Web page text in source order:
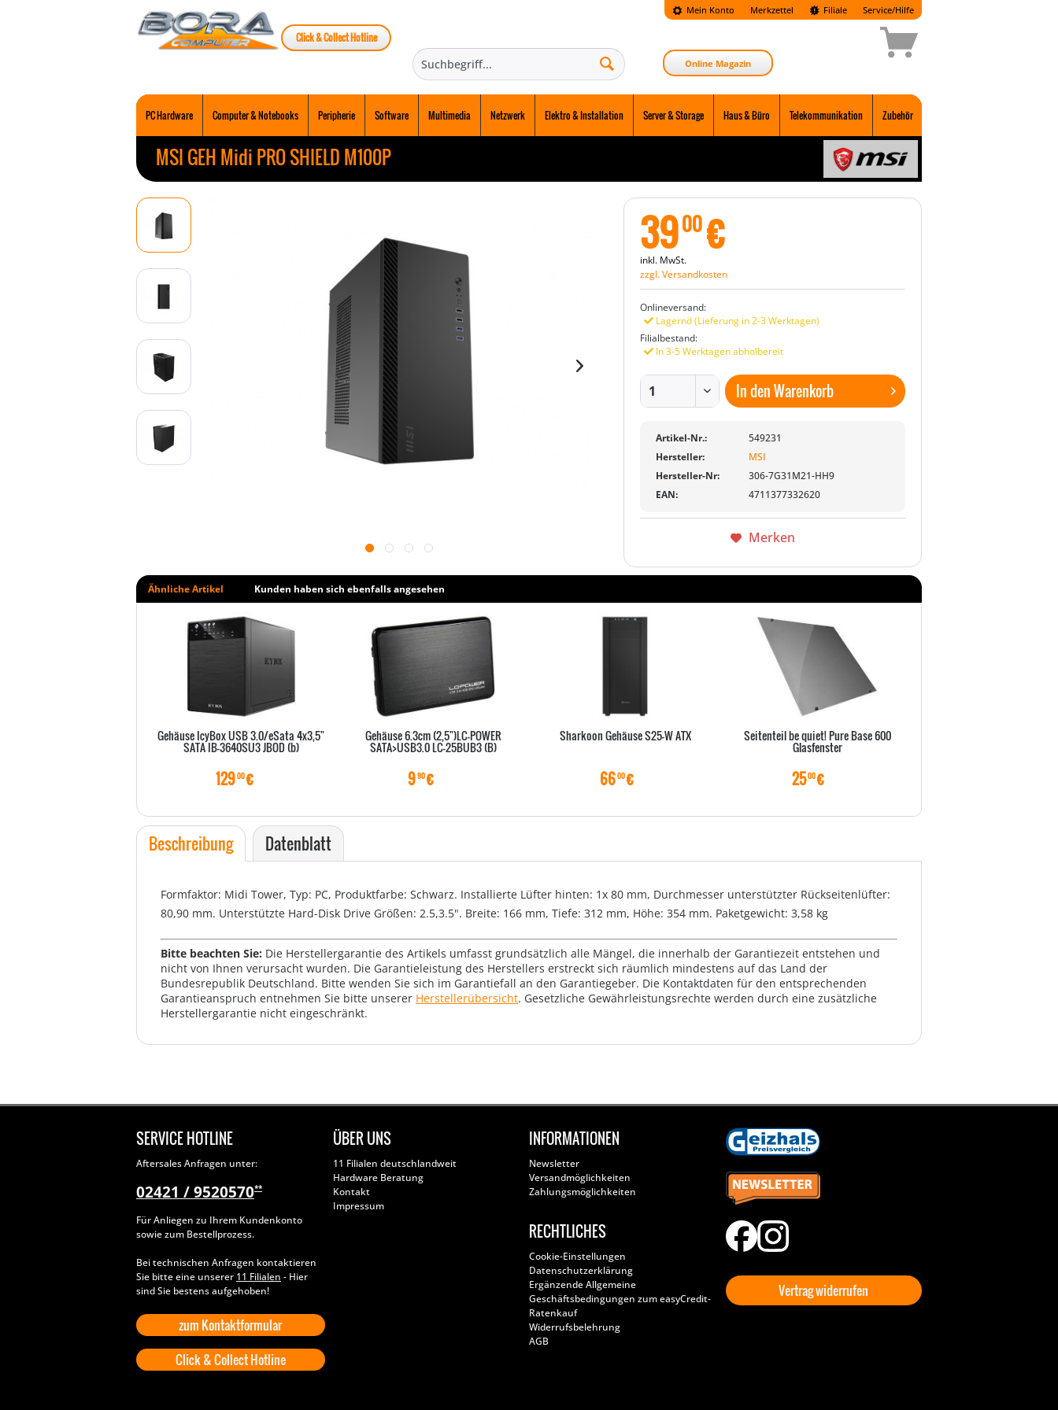
Mein Konto Merkzettel
Click & Collect Hotline
Filiale Service/Hilfe
Online Magazin
PC Hardware Computer & Notebooks Peripherie Software Multimedia Netzwerk Elektro & Installation Server & Storage Haus & Büro Telekommunikation Zubehör
MSI GEH Midi PRO SHIELD M100P
3900€
inkl. MwSt.
zzgl. Versandkosten
Onlineversand:
Lagernd (Lieferung in 2-3 Werktagen)
Filialbestand:
In 3-5 Werktagen abholbereit
In denWarenkorb
Artikel-Nr.:
549231
Hersteller:
MSI
Hersteller-Nr:
306-7G31M21-HH9
EAN:
4711377332620
Merken
Ähnliche Artikel Kunden haben sich ebenfalls angesehen
Gehäuse IcyBox USB 3.0/eSata 4x3,5"
SATA IB-3640SU3 JBOD (b)
12900€
Gehäuse 6.3cm (2,5")LC-POWER
SATA>USB3.0 LC-25BUB3 (B)
990€
Sharkoon Gehäuse S25-W ATX
6600€
Seitenteil be quiet! Pure Base 600
Glasfenster
2500€
Beschreibung Datenblatt
Formfaktor: Midi Tower, Typ: PC, Produktfarbe: Schwarz. Installierte Lüfter hinten: 1x 80 mm, Durchmesser unterstützter Rückseitenlüfter:
80,90 mm. Unterstützte Hard-Disk Drive Größen: 2.5,3.5". Breite: 166 mm, Tiefe: 312 mm, Höhe: 354 mm. Paketgewicht: 3,58 kg
Bitte beachten Sie: Die Herstellergarantie des Artikels umfasst grundsätzlich alle Mängel, die innerhalb der Garantiezeit entstehen und
nicht von Ihnen verursacht wurden. Die Garantieleistung des Herstellers erstreckt sich räumlich mindestens auf das Land der
Bundesrepublik Deutschland. Bitte wenden Sie sich im Garantiefall an den Garantiegeber. Die Kontaktdaten für den entsprechenden
Garantieanspruch entnehmen Sie bitte unserer Herstellerübersicht. Gesetzliche Gewährleistungsrechte werden durch eine zusätzliche
Herstellergarantie nicht eingeschränkt.
SERVICE HOTLINE
Aftersales Anfragen unter:
02421 / 9520570**
Für Anliegen zu Ihrem Kundenkonto
sowie zum Bestellprozess.
Bei technischen Anfragen kontaktieren
Sie bitte eine unserer 11 Filialen - Hier
sind Sie bestens aufgehoben!
zum Kontaktformular
Click & Collect Hotline
ÜBER UNS
11 Filialen deutschlandweit
Hardware Beratung
Kontakt
Impressum
INFORMATIONEN
Newsletter
Versandmöglichkeiten
Zahlungsmöglichkeiten
RECHTLICHES
Cookie-Einstellungen
Datenschutzerklärung
Ergänzende Allgemeine
Geschäftsbedingungen zum easyCredit-
Ratenkauf
Widerrufsbelehrung
AGB
Vertrag widerrufen